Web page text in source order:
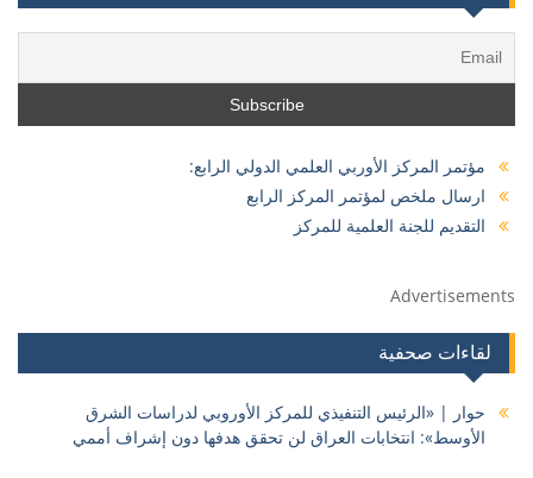
لقاءات صحفية
حوار | «الرئيس التنفيذي للمركز الأوروبي لدراسات الشرق
الأوسط»: انتخابات العراق لن تحقق هدفها دون إشراف أممي
مؤتمر المركز الأوربي العلمي الدولي الرابع:
ارسال ملخص لمؤتمر المركز الرابع
التقديم للجنة العلمية للمركز
Advertisements